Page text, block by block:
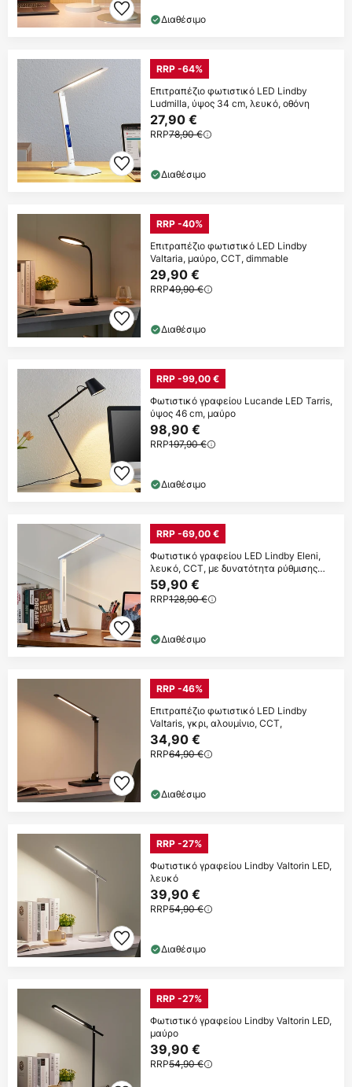
Διαθέσιμο
RRP -64%
Επιτραπέζιο φωτιστικό LED Lindby
Ludmilla, ύψος 34 cm, λευκό, οθόνη
27,90 €
RRP78,90 €
Διαθέσιμο
RRP -40%
Επιτραπέζιο φωτιστικό LED Lindby
Valtaria, μαύρο, CCT, dimmable
29,90 €
RRP49,90 €
Διαθέσιμο
RRP -99,00 €
Φωτιστικό γραφείου Lucande LED Tarris,
ύψος 46 cm, μαύρο
98,90 €
RRP197,90 €
Διαθέσιμο
RRP -69,00 €
Φωτιστικό γραφείου LED Lindby Eleni,
λευκό, CCT, με δυνατότητα ρύθμισης
του
59,90 €
RRP128,90 €
Διαθέσιμο
RRP -46%
Επιτραπέζιο φωτιστικό LED Lindby
Valtaris, γκρι, αλουμίνιο, CCT,
34,90 €
RRP64,90 €
Διαθέσιμο
RRP -27%
Φωτιστικό γραφείου Lindby Valtorin LED,
λευκό
39,90 €
RRP54,90 €
Διαθέσιμο
RRP -27%
Φωτιστικό γραφείου Lindby Valtorin LED,
μαύρο
39,90 €
RRP54,90 €